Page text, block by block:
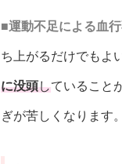
■運動不足による血
ち上がるだけでもよ
に没頭していること
ぎが苦しくなります。